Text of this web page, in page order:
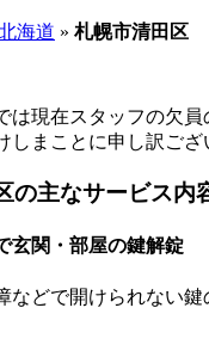
海道 » 札幌市清田区
は現在スタッフの欠員
しまことに申し訳ご
の主なサービス内
玄関・部屋の鍵解錠
などで開けられない